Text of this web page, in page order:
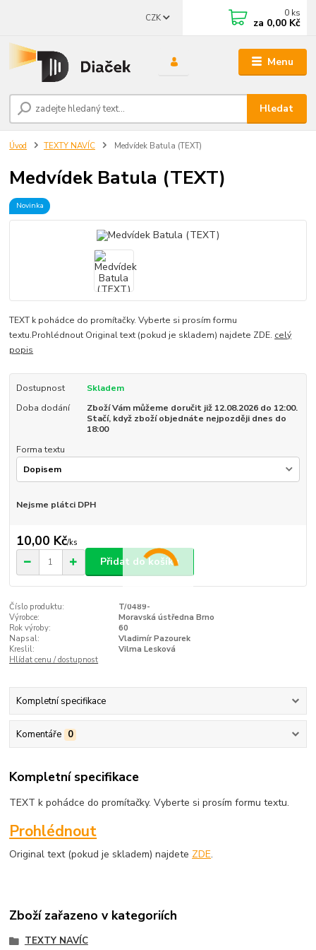
Menu
CZK
Hledat
0 ks
za 0,00 Kč
Úvod TEXTY NAVÍC Medvídek Batula (TEXT)
Medvídek Batula (TEXT)
Novinka
TEXT k pohádce do promítačky. Vyberte si prosím formu
textu.Prohlédnout Original text (pokud je skladem) najdete ZDE. celý
popis
Dostupnost
Skladem
Doba dodání
Zboží Vám můžeme doručit již 12.08.2026 do 12:00.
Stačí, když zboží objednáte nejpozději dnes do
18:00
Forma textu
Nejsme plátci DPH
10,00 Kč/ks
Přidat do košíku
Číslo produktu:
T/0489-
Výrobce:
Moravská ústředna Brno
Rok výroby:
60
Napsal:
Vladimír Pazourek
Kreslil:
Vilma Lesková
Hlídat cenu / dostupnost
Kompletní specifikace
Komentáře 0
Kompletní specifikace
TEXT k pohádce do promítačky. Vyberte si prosím formu textu.
Prohlédnout
Original text (pokud je skladem) najdete ZDE.
Zboží zařazeno v kategoriích
TEXTY NAVÍC